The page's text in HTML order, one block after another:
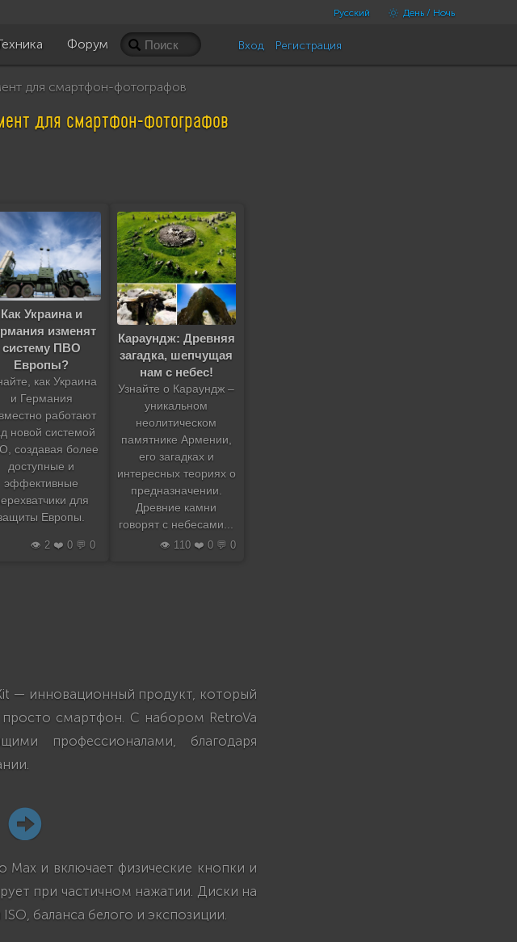
Русский День / Ночь
Форум Вход Регистрация
для смартфон-фотографов
для смартфон-фотографов
Как Украина и
изменят
систему ПВО
Европы?
как Украина
и Германия
работают
новой системой
создавая более
доступные и
эффективные
для
Европы.
👁️ 2 ❤️ 0 💬 0
Караундж: Древняя
загадка, шепчущая
нам с небес!
Узнайте о Караундж –
уникальном
неолитическом
памятнике Армении,
его загадках и
интересных теориях о
предназначении.
Древние камни
говорят с небесами...
👁️ 110 ❤️ 0 💬 0
— инновационный продукт, который
смартфон. С набором RetroVa
профессионалами, благодаря
Max и включает физические кнопки и
при частичном нажатии. Диски на
баланса белого и экспозиции.